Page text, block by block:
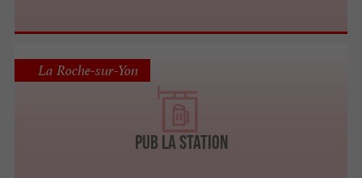
PUB LA STATION
La Roche-sur-Yon